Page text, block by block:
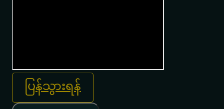
ပြန်သွားရန်